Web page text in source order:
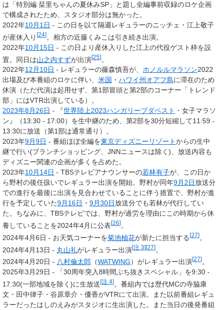
は「特別編 栞里ちゃんの夏休みSP」と題し全編事前収録のロケ企画
で構成されたため、スタジオ部分は無かった。
2022年10月1日 - この日を以て隔週レギュラーのニッチェ・江上敬子
が産休入り [24] 。相方の近藤くみこは引き続き出演。
2022年10月15日 - この日より産休入りした江上の代役ゲスト枠を設
置。同日は山之内すずが出演[25]。
2022年12月10日 - レギュラーの藤森慎吾が、 ホノルルマラソン2022
出場及び本番組のロケに伴い、 米国 ・ ハワイ州 オアフ島に滞在のため
休演（ただ代演は起用せず、第1部冒頭と第2部のコーナー「トレンド
部」にはVTR出演している）。
2023年8月26日 - 『世界陸上2023ハンガリーブダペスト ・女子マラソ
ン』
（13:30 - 17:00） を生中継のため、第2部を30分短縮して11:59 -
13:30に放送（第1部は通常通り）。
2023年9月9日 - 番組ほぼ全編を東京ディズニーリゾートからの生中
継で行い(ブランチショッピング、JNNニュースは除く)、放送内容も
ディズニー関連の企画が多くを占めた。
2023年10月14日 - TBSテレビアナウンサーの若林有子が、この日か
ら野村の後任扱いでレギュラー出演を開始。野村が同年9月2日放送分
での進行を最後に出演を見合わせていることに伴う措置で、野村が進
行を予定していた9月16日 ・ 9月30日放送分でも若林が代行してい
た。ちなみに、TBSテレビでは、野村が過労を理由にこの時期から休
養していることを2024年4月に公表[26] 。
2024年4月6日 - お天気コーナーを菊池柚花が新たに担当する [27] 。
2024年4月13日 - 丸山礼がレギュラー出演[注 3][27]。
2024年4月20日 - 八村倫太郎 （WATWING）がレギュラー出演[27] 。
2025年3月29日 - 「30周年突入8時間ぶち抜きスペシャル」を9:30 -
17:30(一部地域を除く)に生放送[注 4] 。番組内では歴代MCの寺脇康
文・田中律子・谷原章介・優香がVTRにて出演。また以前番組レギュ
ラーだったはしのえみがスタジオに生出演した。また当日の後発番組